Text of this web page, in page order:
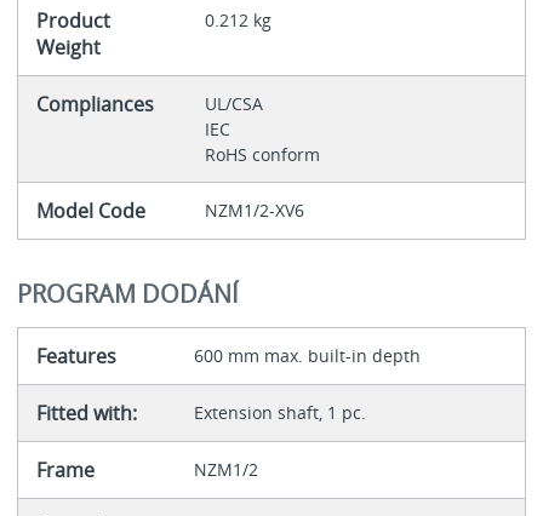
Product
Weight
0.212 kg
Compliances
UL/CSA
IEC
RoHS conform
Model Code NZM1/2-XV6
PROGRAM DODÁNÍ
Features 600 mm max. built-in depth
Fitted with: Extension shaft, 1 pc.
Frame NZM1/2